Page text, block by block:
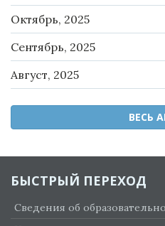
Октябрь, 2025
Сентябрь, 2025
Август, 2025
ВЕСЬ
БЫСТРЫЙ ПЕРЕХОД
Сведения об